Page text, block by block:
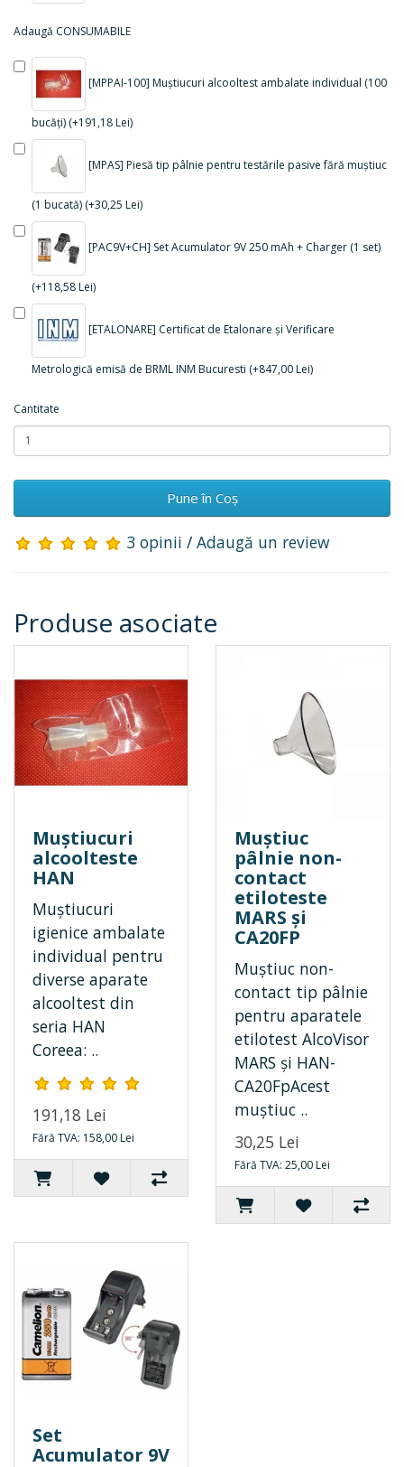
Adaugă CONSUMABILE
[MPPAI-100] Muștiucuri alcooltest ambalate individual (100
bucăți) (+191,18 Lei)
[MPAS] Piesă tip pâlnie pentru testările pasive fără muștiuc
(1 bucată) (+30,25 Lei)
[PAC9V+CH] Set Acumulator 9V 250 mAh + Charger (1 set)
(+118,58 Lei)
[ETALONARE] Certificat de Etalonare și Verificare
Metrologică emisă de BRML INM Bucuresti (+847,00 Lei)
Cantitate
Pune în Coş
3 opinii / Adaugă un review
Produse asociate
Muștiucuri
alcoolteste
HAN
Muștiucuri
igienice ambalate
individual pentru
diverse aparate
alcooltest din
seria HAN
Coreea: ..
191,18 Lei
Fără TVA: 158,00 Lei
Muștiuc
pâlnie non-
contact
etiloteste
MARS și
CA20FP
Muștiuc non-
contact tip pâlnie
pentru aparatele
etilotest AlcoVisor
MARS și HAN-
CA20FpAcest
muștiuc ..
30,25 Lei
Fără TVA: 25,00 Lei
Set
Acumulator 9V